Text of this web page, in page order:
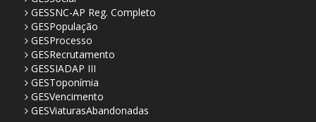
GESSNC-AP Reg. Completo
GESPopulação
GESProcesso
GESRecrutamento
GESSIADAP III
GESToponímia
GESVencimento
GESViaturasAbandonadas